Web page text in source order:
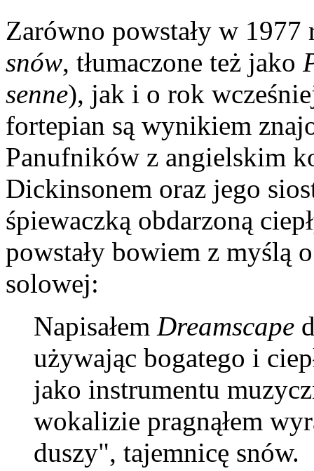
Zarówno powstały w
snów, tłumaczone też jako
senne), jak i o rok
fortepian są wynikiem
Panufników z angielskim
Dickinsonem oraz jego
śpiewaczką obdarzoną
powstały bowiem z myślą
solowej:
Napisałem Dreamscape
używając bogatego i
jako instrumentu
wokalizie pragnąłem
duszy", tajemnicę snów.